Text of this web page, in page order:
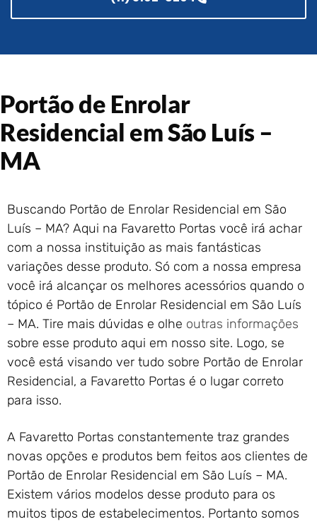
Portão de Garagem de
Enrolar em Petrópolis – RJ
Portão de Garagem de
Enrolar em Paraty – RJ
Enrolar em Nova Friburgo –
RJ
Portão de Enrolar
Residencial em São Luís –
MA
Buscando Portão de Enrolar Residencial em São
Luís – MA? Aqui na Favaretto Portas você irá achar
com a nossa instituição as mais fantásticas
variações desse produto. Só com a nossa empresa
você irá alcançar os melhores acessórios quando o
tópico é Portão de Enrolar Residencial em São Luís
– MA. Tire mais dúvidas e olhe outras informações
sobre esse produto aqui em nosso site. Logo, se
você está visando ver tudo sobre Portão de Enrolar
Residencial, a Favaretto Portas é o lugar correto
para isso.
A Favaretto Portas constantemente traz grandes
novas opções e produtos bem feitos aos clientes de
Portão de Enrolar Residencial em São Luís – MA.
Existem vários modelos desse produto para os
muitos tipos de estabelecimentos. Portanto somos